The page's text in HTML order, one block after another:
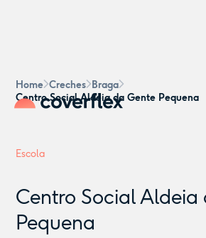
Home Creches
Braga
Centro Social Aldeia da Gente Pequena
Escola
Centro Social Aldeia
Pequena